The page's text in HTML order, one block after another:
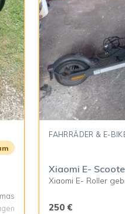
FAHRRÄDER & E-
Xiaomi E-
Xiaomi E- Roller
250 €